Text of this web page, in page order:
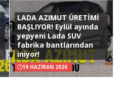
LADA AZIMUT ÜRETİMİ
BAŞLIYOR! Eylül ayında
yepyeni Lada SUV
fabrika bantlarından
iniyor!
19 HAZIRAN 2026